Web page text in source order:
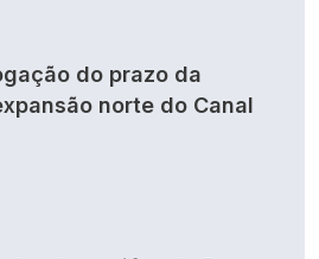
do prazo da
norte do Canal